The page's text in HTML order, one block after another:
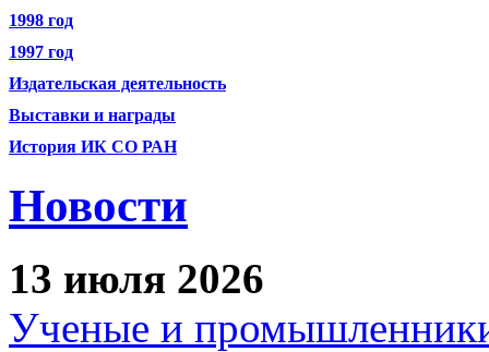
1998 год
1997 год
Издательская деятельность
Выставки и награды
История ИК СО РАН
Новости
13 июля 2026
Ученые и